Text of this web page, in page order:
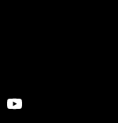
YouTube